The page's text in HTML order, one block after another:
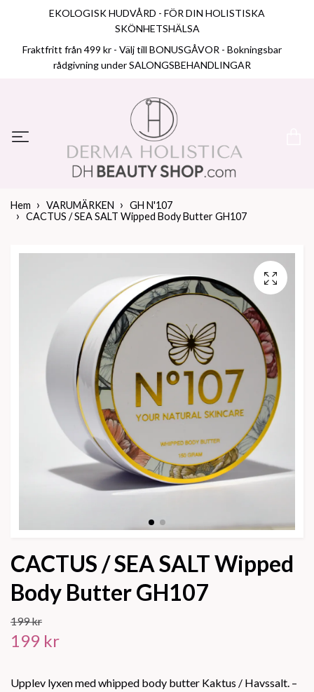
EKOLOGISK HUDVÅRD - FÖR DIN HOLISTISKA
SKÖNHETSHÄLSA
Fraktfritt från 499 kr - Välj till BONUSGÅVOR - Bokningsbar
rådgivning under SALONGSBEHANDLINGAR
Hem VARUMÄRKEN
GH N'107
CACTUS / SEA SALT Wipped Body Butter GH107
CACTUS / SEA SALT Wipped
Body Butter GH107
199 kr
199 kr
Upplev lyxen med whipped body butter Kaktus / Havssalt. –